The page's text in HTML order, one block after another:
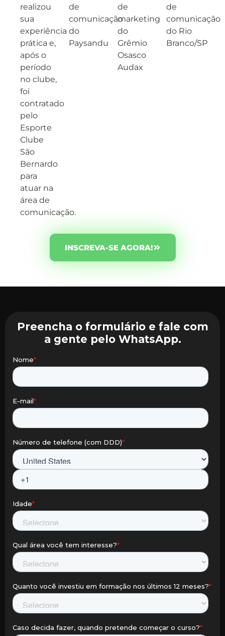
realizou
sua
experiência
prática e,
após o
período
no clube,
foi
contratado
pelo
Esporte
Clube
São
Bernardo
para
atuar na
área de
comunicação.
de
comunicação
do
Paysandu
de
marketing
do
Grêmio
Osasco
Audax
de
comunicação
do Rio
Branco/SP
INSCREVA-SE AGORA!